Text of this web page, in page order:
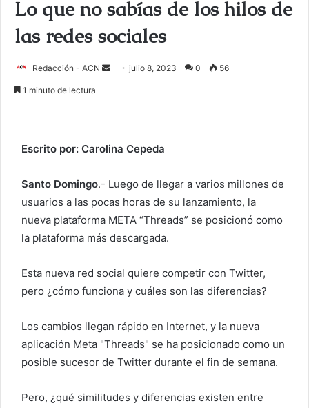
Lo que no sabías de los hilos de
las redes sociales
Redacción - ACN
r
n
c
o
r
e
e
c
t
ó
julio 8, 2023 0 56
1 minuto de lectura
Escrito por: Carolina Cepeda
Santo Domingo.- Luego de llegar a varios millones de
usuarios a las pocas horas de su lanzamiento, la
nueva plataforma META “Threads” se posicionó como
la plataforma más descargada.
Esta nueva red social quiere competir con Twitter,
pero ¿cómo funciona y cuáles son las diferencias?
Los cambios llegan rápido en Internet, y la nueva
aplicación Meta "Threads" se ha posicionado como un
posible sucesor de Twitter durante el fin de semana.
Pero, ¿qué similitudes y diferencias existen entre